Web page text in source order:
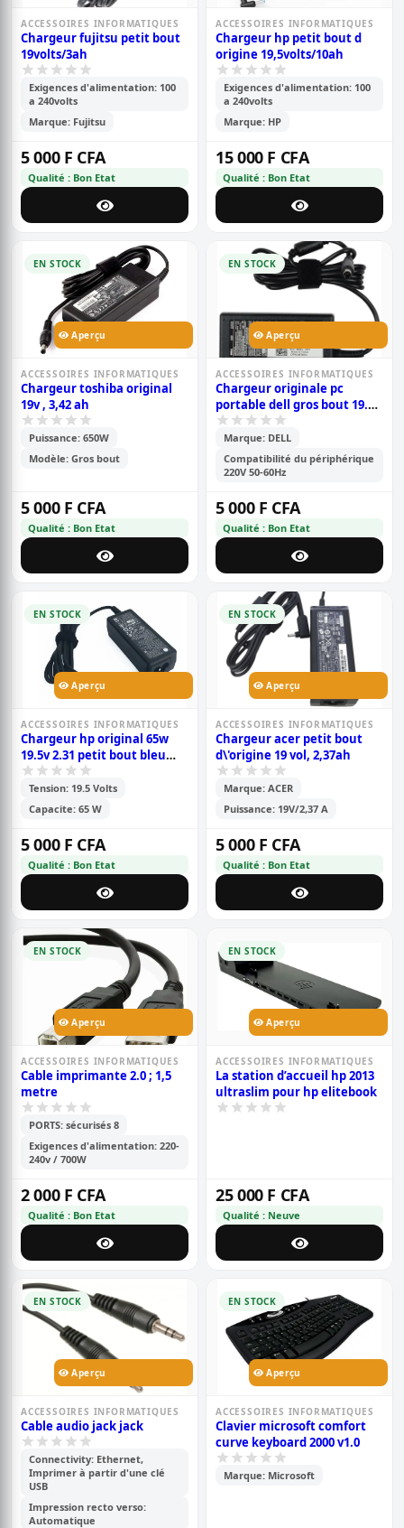
ACCESSOIRES INFORMATIQUES
Chargeur fujitsu petit bout
19volts/3ah
Exigences d'alimentation: 100
a 240volts
Marque: Fujitsu
5 000 F CFA
Qualité : Bon Etat
ACCESSOIRES INFORMATIQUES
Chargeur hp petit bout d
origine 19,5volts/10ah
Exigences d'alimentation: 100
a 240volts
Marque: HP
15 000 F CFA
Qualité : Bon Etat
EN STOCK
Aperçu
ACCESSOIRES INFORMATIQUES
Chargeur toshiba original
19v , 3,42 ah
Puissance: 650W
Modèle: Gros bout
5 000 F CFA
Qualité : Bon Etat
EN STOCK
Aperçu
ACCESSOIRES INFORMATIQUES
Chargeur originale pc
portable dell gros bout 19.5v
3.34 ampère
Marque: DELL
Compatibilité du périphérique
220V 50-60Hz
5 000 F CFA
Qualité : Bon Etat
EN STOCK
Aperçu
ACCESSOIRES INFORMATIQUES
Chargeur hp original 65w
19.5v 2.31 petit bout bleu
pour ordinateur portable
Tension: 19.5 Volts
Capacite: 65 W
5 000 F CFA
Qualité : Bon Etat
EN STOCK
Aperçu
ACCESSOIRES INFORMATIQUES
Chargeur acer petit bout
d\'origine 19 vol, 2,37ah
Marque: ACER
Puissance: 19V/2,37 A
5 000 F CFA
Qualité : Bon Etat
EN STOCK
Aperçu
ACCESSOIRES INFORMATIQUES
Cable imprimante 2.0 ; 1,5
metre
PORTS: sécurisés 8
Exigences d'alimentation: 220-
240v / 700W
2 000 F CFA
Qualité : Bon Etat
EN STOCK
Aperçu
ACCESSOIRES INFORMATIQUES
La station d’accueil hp 2013
ultraslim pour hp elitebook
25 000 F CFA
Qualité : Neuve
EN STOCK
Aperçu
ACCESSOIRES INFORMATIQUES
Cable audio jack jack
Connectivity: Ethernet,
Imprimer à partir d'une clé
USB
Impression recto verso:
Automatique
EN STOCK
Aperçu
ACCESSOIRES INFORMATIQUES
Clavier microsoft comfort
curve keyboard 2000 v1.0
Marque: Microsoft